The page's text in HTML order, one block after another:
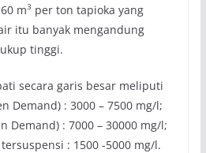
m3 per ton tapioka yang
itu banyak mengandung
tinggi.
secara garis besar meliputi
Demand) : 3000 – 7500 mg/l;
Demand) : 7000 – 30000 mg/l;
: 1500 -5000 mg/l.